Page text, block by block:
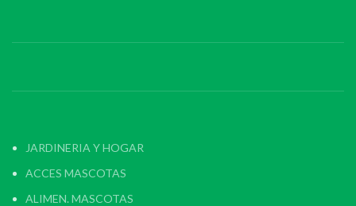
JARDINERIA Y HOGAR
ACCES MASCOTAS
ALIMEN. MASCOTAS